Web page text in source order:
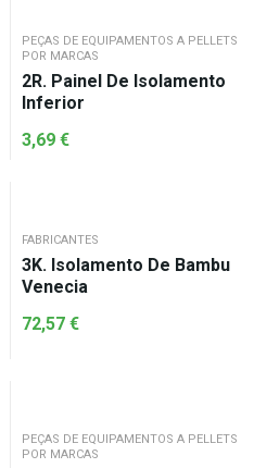
PEÇAS DE EQUIPAMENTOS A PELLETS
POR MARCAS
2R. Painel De Isolamento
Inferior
3,69 €
FABRICANTES
3K. Isolamento De Bambu
Venecia
72,57 €
PEÇAS DE EQUIPAMENTOS A PELLETS
POR MARCAS